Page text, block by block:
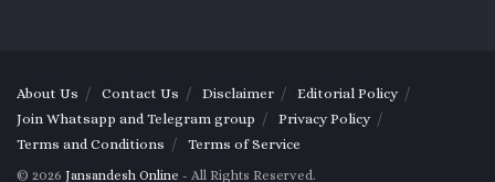
About Us Contact Us Disclaimer
Editorial Policy
Join Whatsapp and Telegram group
Privacy Policy
Terms and Conditions
Terms of Service
© 2026 Jansandesh Online - All Rights Reserved.